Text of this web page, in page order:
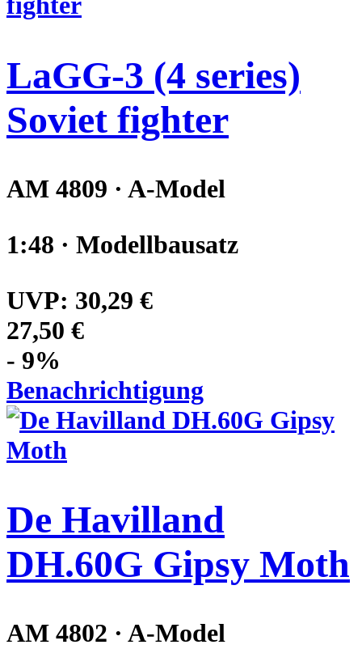
LaGG-3 (4 series)
Soviet fighter
AM 4809 · A-Model
1:48 · Modellbausatz
UVP: 30,29 €
27,50 €
- 9%
Benachrichtigung
De Havilland
DH.60G Gipsy Moth
AM 4802 · A-Model